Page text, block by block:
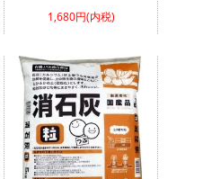
1,680円(内税)